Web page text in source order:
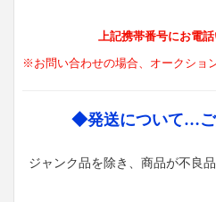
上記携帯番号にお電
※お問い合わせの場合、オークショ
◆発送について…ご
ジャンク品を除き、商品が不良